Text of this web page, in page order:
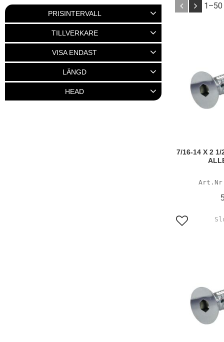
PRISINTERVALL
65 825
TILLVERKARE
VISA ENDAST
Finns i lager
LÄNGD
1 3/4 14
HEAD
1–50
7/16-14 X 2 1/
Lägg till i